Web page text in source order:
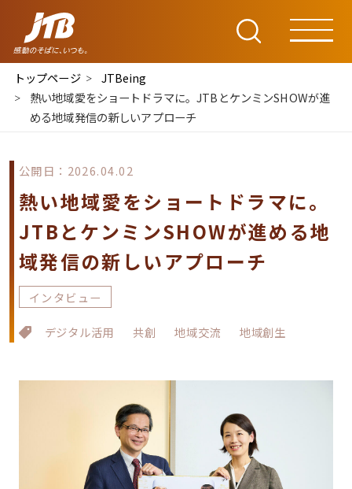
トップページ
JTBeing
熱い地域愛をショートドラマに。JTBとケンミンSHOWが進
める地域発信の新しいアプローチ
公開日：2026.04.02
熱い地域愛をショートドラマに。
JTBとケンミンSHOWが進める地
域発信の新しいアプローチ
インタビュー
デジタル活用 共創 地域交流 地域創生